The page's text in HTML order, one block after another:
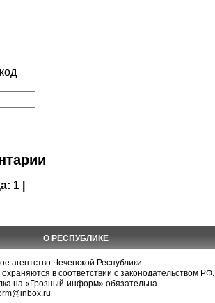
1 |
О РЕСПУБЛИКЕ
Чеченской Республики
в соответствии с законодательством РФ.
на «Грозный-информ» обязательна.